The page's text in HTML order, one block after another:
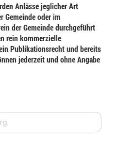
Anlässe jeglicher Art
Gemeinde oder im
der Gemeinde durchgeführt
rein kommerzielle
Publikationsrecht und bereits
jederzeit und ohne Angabe